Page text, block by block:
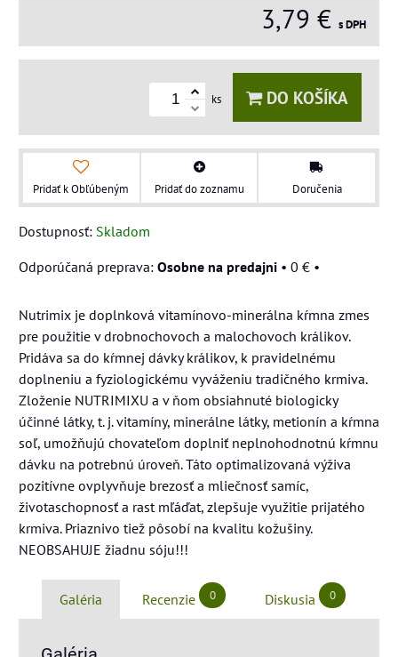
3,79 € s DPH
ks DO KOŠÍKA
Pridať k Obľúbeným Pridať do zoznamu Doručenia
Dostupnosť: Skladom
Osobne na predajni • 0 € •
Nutrimix je doplnková vitamínovo-minerálna kŕmna zmes
pre použitie v drobnochovoch a malochovoch králikov.
Pridáva sa do kŕmnej dávky králikov, k pravidelnému
doplneniu a fyziologickému vyváženiu tradičného krmiva.
Zloženie NUTRIMIXU a v ňom obsiahnuté biologicky
účinné látky, t. j. vitamíny, minerálne látky, metionín a kŕmna
soľ, umožňujú chovateľom doplniť neplnohodnotnú kŕmnu
dávku na potrebnú úroveň. Táto optimalizovaná výživa
pozitívne ovplyvňuje brezosť a mliečnosť samíc,
životaschopnosť a rast mľáďat, zlepšuje využitie prijatého
krmiva. Priaznivo tiež pôsobí na kvalitu kožušiny.
NEOBSAHUJE žiadnu sóju!!!
Galéria Recenzie 0 Diskusia 0